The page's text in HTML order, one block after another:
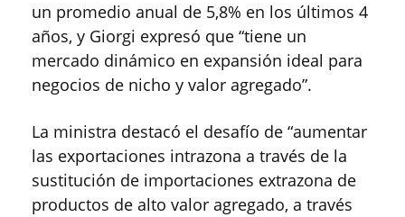
un promedio anual de 5,8% en los últimos 4
años, y Giorgi expresó que “tiene un
mercado dinámico en expansión ideal para
negocios de nicho y valor agregado”.
La ministra destacó el desafío de “aumentar
las exportaciones intrazona a través de la
sustitución de importaciones extrazona de
productos de alto valor agregado, a través